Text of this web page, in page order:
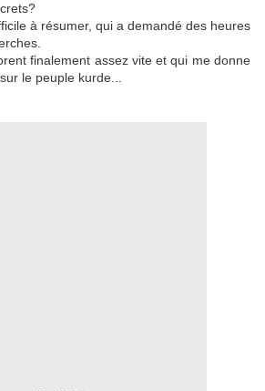
à résumer, qui a demandé des heures
finalement assez vite et qui me donne
le peuple kurde...